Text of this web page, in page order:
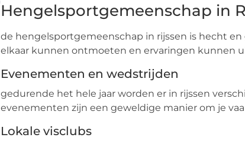
Hengelsportgemeenschap in
de hengelsportgemeenschap in rijssen is hecht
elkaar kunnen ontmoeten en ervaringen kunnen
Evenementen en wedstrijden
gedurende het hele jaar worden er in rijssen
evenementen zijn een geweldige manier om je
Lokale visclubs